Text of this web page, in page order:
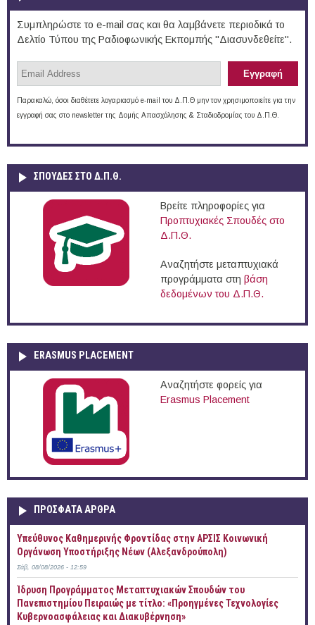
Συμπληρώστε το e-mail σας και θα λαμβάνετε περιοδικά το
Δελτίο Τύπου της Ραδιοφωνικής Εκπομπής "Διασυνδεθείτε".
Παρακαλώ, όσοι διαθέτετε λογαριασμό e-mail του Δ.Π.Θ μην τον χρησιμοποιείτε για την
εγγραφή σας στο newsletter της Δομής Απασχόλησης & Σταδιοδρομίας του Δ.Π.Θ.
ΣΠΟΥΔΈΣ ΣΤΟ Δ.Π.Θ.
Βρείτε πληροφορίες για
Προπτυχιακές Σπουδές στο
Δ.Π.Θ.
Αναζητήστε μεταπτυχιακά
προγράμματα στη βάση
δεδομένων του Δ.Π.Θ.
ERASMUS PLACEMENT
Αναζητήστε φορείς για
Erasmus Placement
ΠΡOΣΦΑΤΑ AΡΘΡΑ
Yπεύθυνος Καθημερινής Φροντίδας στην ΑΡΣΙΣ Κοινωνική
Οργάνωση Υποστήριξης Νέων (Αλεξανδρούπολη)
Σάβ, 08/08/2026 - 12:59
Ίδρυση Προγράμματος Μεταπτυχιακών Σπουδών του
Πανεπιστημίου Πειραιώς με τίτλο: «Προηγμένες Τεχνολογίες
Κυβερνοασφάλειας και Διακυβέρνηση»